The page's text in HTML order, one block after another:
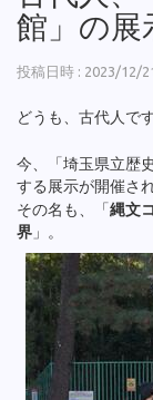
館」の
投稿日時 : 2023/12/
どうも、古代人です
今、「埼玉県立歴
する展示が開催さ
その名も、「縄文
界 」。